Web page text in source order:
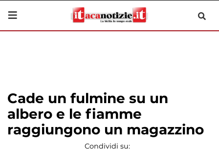
Cade un fulmine su un
albero e le fiamme
raggiungono un magazzino
Condividi su: